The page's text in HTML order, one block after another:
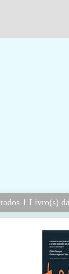
1 Livro(s)